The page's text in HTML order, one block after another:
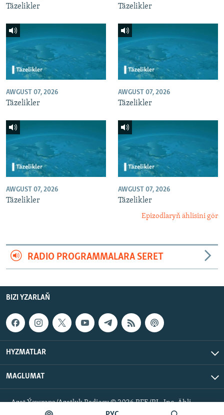
Täzelikler Täzelikler
AWGUST 07, 2026
Täzelikler
AWGUST 07, 2026
Täzelikler
AWGUST 07, 2026
Täzelikler
AWGUST 07, 2026
Täzelikler
Epizodlaryň ählisini gör
RADIO PROGRAMMALARA SERET
BIZI YZARLAŇ
HYZMATLAR
MAGLUMAT
Azat Ýewropa/Azatlyk Radiosy © 2026 RFE/RL, Inc. Ähli
hukuklar goralan.